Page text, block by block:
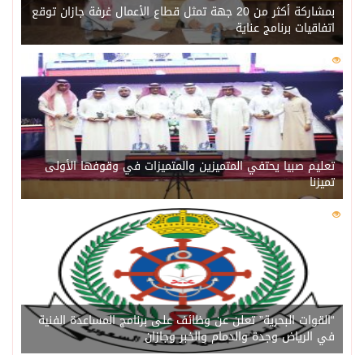
بمشاركة أكثر من 20 جهة تمثل قطاع الأعمال غرفة جازان توقع
اتفاقيات برنامج عناية
218
تعليم صبيا يحتفي المتميزين والمتميزات في وقوفها الأولى
تميزنا
211
“القوات البحرية” تعلن عن وظائف على برنامج المساعدة الفنية
في الرياض وجدة والدمام والخبر وجازان